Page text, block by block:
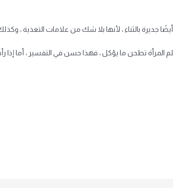
جديرة بالثناء ، لأنها بلا شك من علامات التغذية ،
المرأة تطحن ما يؤكل ، فهذا حسن في التفسير ، أما إذا